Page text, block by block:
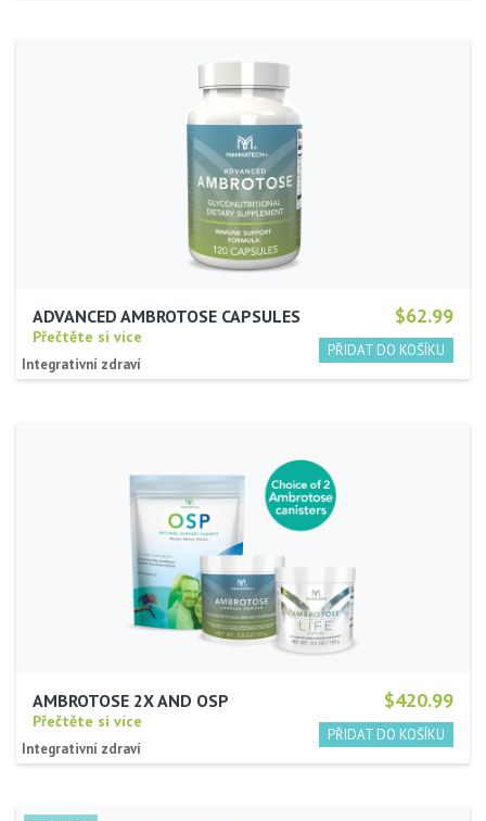
$62.99
ADVANCED AMBROTOSE CAPSULES
Přečtěte si více
Integrativní zdraví
$420.99
AMBROTOSE 2X AND OSP
Přečtěte si více
Integrativní zdraví